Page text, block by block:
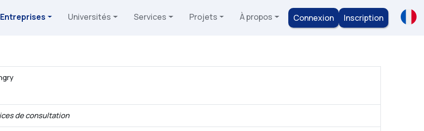
Entreprises Universités Services Projets À propos Connexion Inscription
de consultation